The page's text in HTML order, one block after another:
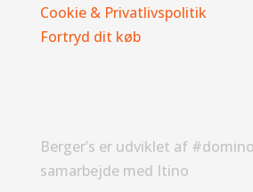
Cookie & Privatlivspolitik
Fortryd dit køb
Berger’s er udviklet af
samarbejde med Itino